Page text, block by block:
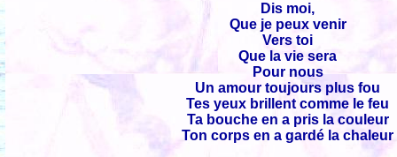
Dis moi,
Que je peux venir
Vers toi
Que la vie sera
Pour nous
Un amour toujours plus fou
Tes yeux brillent comme le feu
Ta bouche en a pris la couleur
Ton corps en a gardé la chaleur